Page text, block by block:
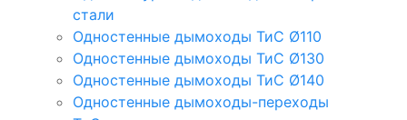
стали
Одностенные дымоходы ТиС Ø110
Одностенные дымоходы ТиС Ø130
Одностенные дымоходы ТиС Ø140
Одностенные дымоходы-переходы